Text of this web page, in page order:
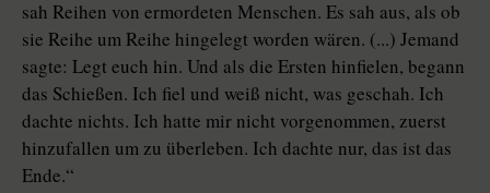
sah Reihen von ermordeten Menschen. Es sah aus, als ob
sie Reihe um Reihe hingelegt worden wären. (...) Jemand
sagte: Legt euch hin. Und als die Ersten hinfielen, begann
das Schießen. Ich fiel und weiß nicht, was geschah. Ich
dachte nichts. Ich hatte mir nicht vorgenommen, zuerst
hinzufallen um zu überleben. Ich dachte nur, das ist das
Ende.“